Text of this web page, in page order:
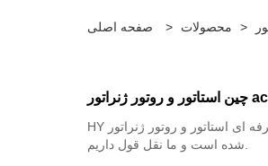
صفحه اصلی > محصولات >
HY یک تولید کننده و تامین کننده حرفه ای استاتور و روتور ژنراتور ac در چین است. برای خرید استاتور و روتور ژنراتور ac به کارخانه ما خوش آمدید. محصولات با کیفیت بالا ما نه تنها در چین ساخته